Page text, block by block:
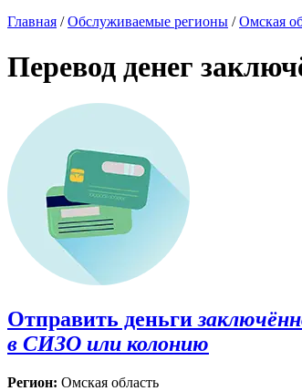
Главная /Обслуживаемые регионы /Омская
Перевод денег
Отправить деньги
в СИЗО или колонию
Регион: Омская область